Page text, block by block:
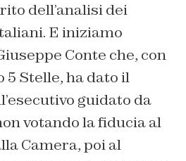
dell’analisi dei
E iniziamo
Conte che, con
5 Stelle, ha dato il
guidato da
votando la fiducia al
Camera, poi al